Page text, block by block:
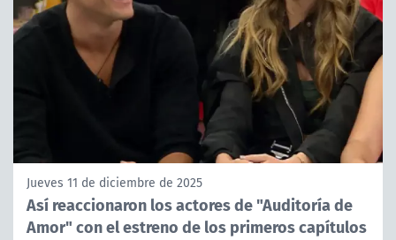
Jueves 11 de diciembre de 2025
Así reaccionaron los actores de "Auditoría de
Amor" con el estreno de los primeros capítulos